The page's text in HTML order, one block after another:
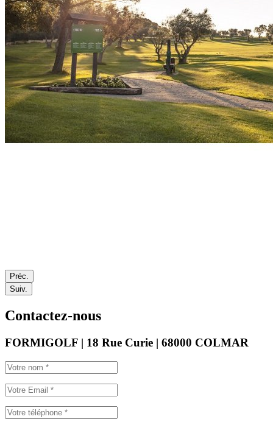
Préc.
Suiv.
Contactez-nous
FORMIGOLF | 18 Rue Curie | 68000 COLMAR